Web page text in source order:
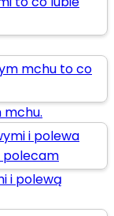
mchu.
i polewą